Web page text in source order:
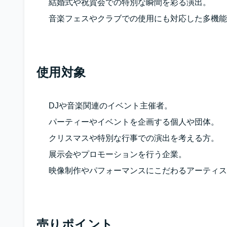
結婚式や祝賀会での特別な瞬間を彩る演出。
音楽フェスやクラブでの使用にも対応した多機能
使用対象
DJや音楽関連のイベント主催者。
パーティーやイベントを企画する個人や団体。
クリスマスや特別な行事での演出を考える方。
展示会やプロモーションを行う企業。
映像制作やパフォーマンスにこだわるアーティス
売りポイント